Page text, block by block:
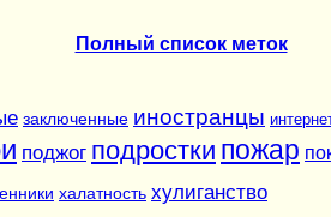
Полный список меток
заключенные иностранцы
поджог подростки пожар
халатность хулиганство